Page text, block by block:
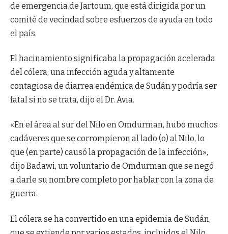
de emergencia de Jartoum, que está dirigida por un
comité de vecindad sobre esfuerzos de ayuda en todo
el país.
El hacinamiento significaba la propagación acelerada
del cólera, una infección aguda y altamente
contagiosa de diarrea endémica de Sudán y podría ser
fatal si no se trata, dijo el Dr. Avia.
«En el área al sur del Nilo en Omdurman, hubo muchos
cadáveres que se corrompieron al lado (o) al Nilo, lo
que (en parte) causó la propagación de la infección»,
dijo Badawi, un voluntario de Omdurman que se negó
a darle su nombre completo por hablar con la zona de
guerra.
El cólera se ha convertido en una epidemia de Sudán,